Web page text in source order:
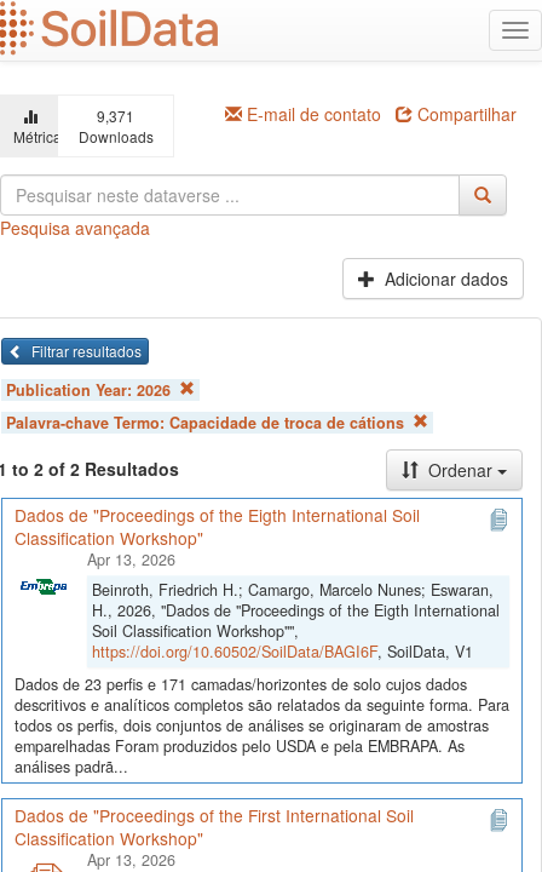
Ir
para
o
principal
Métricas
9,371
Downloads
E-mail de contato Compartilhar
Pesquisa avançada
Adicionar dados
Filtrar resultados
Publication Year: 2026
Palavra-chave Termo: Capacidade de troca de cátions
to 2 of 2 Resultados
Ordenar
Dados de "Proceedings of the Eigth International Soil
Classification Workshop"
Apr 13, 2026
Beinroth, Friedrich H.; Camargo, Marcelo Nunes; Eswaran,
H., 2026, "Dados de "Proceedings of the Eigth International
Soil Classification Workshop"",
https://doi.org/10.60502/SoilData/BAGI6F, SoilData, V1
Dados de 23 perfis e 171 camadas/horizontes de solo cujos dados
descritivos e analíticos completos são relatados da seguinte forma. Para
todos os perfis, dois conjuntos de análises se originaram de amostras
emparelhadas Foram produzidos pelo USDA e pela EMBRAPA. As
análises padrã...
Dados de "Proceedings of the First International Soil
Classification Workshop"
Apr 13, 2026